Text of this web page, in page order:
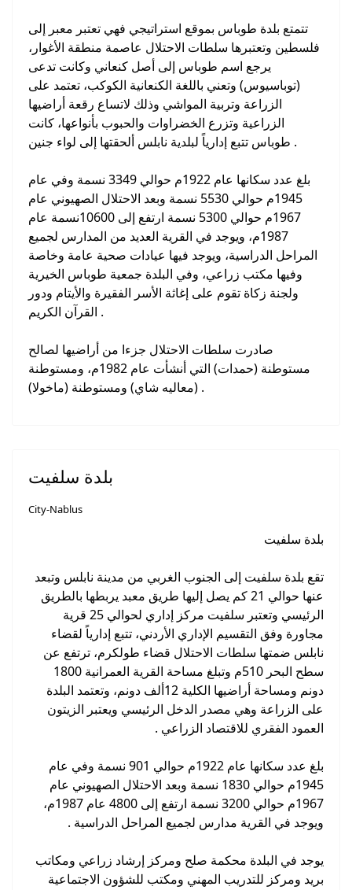
تتمتع بلدة طوباس بموقع استراتيجي فهي تعتبر معبر إلى
فلسطين وتعتبرها سلطات الاحتلال عاصمة منطقة الأغوار،
يرجع اسم طوباس إلى أصل كنعاني وكانت تدعى
(توباسيوس) وتعني باللغة الكنعانية الكوكب، تعتمد على
الزراعة وتربية المواشي وذلك لاتساع رقعة أراضيها
الزراعية وتزرع الخضراوات والحبوب بأنواعها، كانت
طوباس تتبع إدارياً لبلدية نابلس ألحقتها إلى لواء جنين .
بلغ عدد سكانها عام 1922م حوالي 3349 نسمة وفي عام
1945م حوالي 5530 نسمة وبعد الاحتلال الصهيوني عام
1967م حوالي 5300 نسمة ارتفع إلى 10600نسمة عام
1987م، ويوجد في القرية العديد من المدارس لجميع
المراحل الدراسية، ويوجد فيها عيادات صحية عامة وخاصة
وفيها مكتب زراعي، وفي البلدة جمعية طوباس الخيرية
ولجنة زكاة تقوم على إغاثة الأسر الفقيرة والأيتام ودور
القرآن الكريم .
صادرت سلطات الاحتلال جزءا من أراضيها لصالح
مستوطنة (حمدات) التي أنشأت عام 1982م، ومستوطنة
(معاليه شاي) ومستوطنة (ماخولا) .
بلدة سلفيت
City-Nablus
بلدة سلفيت
تقع بلدة سلفيت إلى الجنوب الغربي من مدينة نابلس وتبعد
عنها حوالي 21 كم يصل إليها طريق معبد يربطها بالطريق
الرئيسي وتعتبر سلفيت مركز إداري لحوالي 25 قرية
مجاورة وفق التقسيم الإداري الأردني، تتبع إدارياً لقضاء
نابلس ضمتها سلطات الاحتلال قضاء طولكرم، ترتفع عن
سطح البحر 510م وتبلغ مساحة القرية العمرانية 1800
دونم ومساحة أراضيها الكلية 12ألف دونم، وتعتمد البلدة
على الزراعة وهي مصدر الدخل الرئيسي ويعتبر الزيتون
العمود الفقري للاقتصاد الزراعي .
بلغ عدد سكانها عام 1922م حوالي 901 نسمة وفي عام
1945م حوالي 1830 نسمة وبعد الاحتلال الصهيوني عام
1967م حوالي 3200 نسمة ارتفع إلى 4800 عام 1987م،
ويوجد في القرية مدارس لجميع المراحل الدراسية .
يوجد في البلدة محكمة صلح ومركز إرشاد زراعي ومكاتب
بريد ومركز للتدريب المهني ومكتب للشؤون الاجتماعية